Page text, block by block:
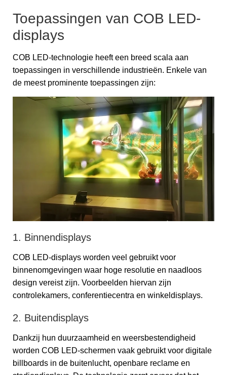
Toepassingen van COB LED-
displays
COB LED-technologie heeft een breed scala aan
toepassingen in verschillende industrieën. Enkele van
de meest prominente toepassingen zijn:
1. Binnendisplays
COB LED-displays worden veel gebruikt voor
binnenomgevingen waar hoge resolutie en naadloos
design vereist zijn. Voorbeelden hiervan zijn
controlekamers, conferentiecentra en winkeldisplays.
2. Buitendisplays
Dankzij hun duurzaamheid en weersbestendigheid
worden COB LED-schermen vaak gebruikt voor digitale
billboards in de buitenlucht, openbare reclame en